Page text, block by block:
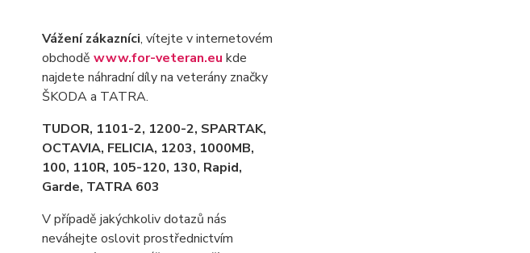
Vážení zákazníci, vítejte v internetovém
obchodě www.for-veteran.eu kde
najdete náhradní díly na veterány značky
ŠKODA a TATRA.
TUDOR, 1101-2, 1200-2, SPARTAK,
OCTAVIA, FELICIA, 1203, 1000MB,
100, 110R, 105-120, 130, Rapid,
Garde, TATRA 603
V případě jakýchkoliv dotazů nás
neváhejte oslovit prostřednictvím